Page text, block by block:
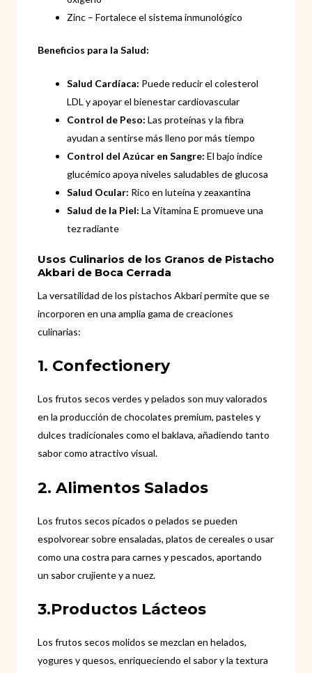
Zinc – Fortalece el sistema inmunológico
Beneficios para la Salud:
Salud Cardíaca: Puede reducir el colesterol
LDL y apoyar el bienestar cardiovascular
Control de Peso: Las proteínas y la fibra
ayudan a sentirse más lleno por más tiempo
Control del Azúcar en Sangre: El bajo índice
glucémico apoya niveles saludables de glucosa
Salud Ocular: Rico en luteína y zeaxantina
Salud de la Piel: La Vitamina E promueve una
tez radiante
Usos Culinarios de los Granos de Pistacho
Akbari de Boca Cerrada
La versatilidad de los pistachos Akbari permite que se
incorporen en una amplia gama de creaciones
culinarias:
1. Confectionery
Los frutos secos verdes y pelados son muy valorados
en la producción de chocolates premium, pasteles y
dulces tradicionales como el baklava, añadiendo tanto
sabor como atractivo visual.
2. Alimentos Salados
Los frutos secos picados o pelados se pueden
espolvorear sobre ensaladas, platos de cereales o usar
como una costra para carnes y pescados, aportando
un sabor crujiente y a nuez.
3.Productos Lácteos
Los frutos secos molidos se mezclan en helados,
yogures y quesos, enriqueciendo el sabor y la textura